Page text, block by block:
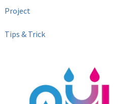
Project
Tips & Trick